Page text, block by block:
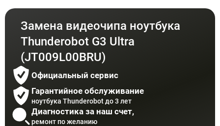
Замена видеочипа ноутбука
Thunderobot G3 Ultra
(JT009L00BRU)
Официальный сервис
Гарантийное обслуживание
ноутбука Thunderobot до 3 лет
Диагностика за наш счет,
ремонт по желанию